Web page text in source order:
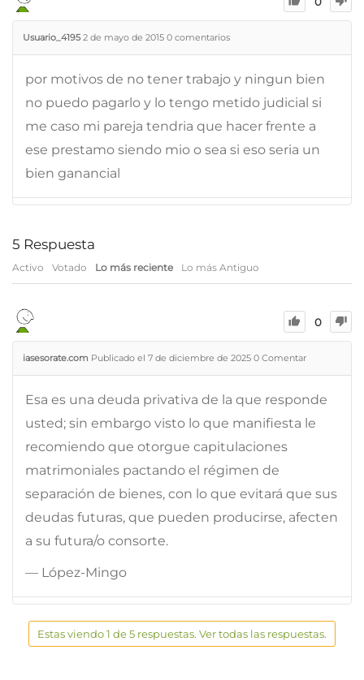
Usuario_4195 2 de mayo de 2015 0 comentarios
por motivos de no tener trabajo y ningun bien
no puedo pagarlo y lo tengo metido judicial si
me caso mi pareja tendria que hacer frente a
ese prestamo siendo mio o sea si eso seria un
bien ganancial
5 Respuesta
Activo Votado Lo más reciente Lo más Antiguo
0
iasesorate.com Publicado el 7 de diciembre de 2025 0 Comentar
Esa es una deuda privativa de la que responde
usted; sin embargo visto lo que manifiesta le
recomiendo que otorgue capitulaciones
matrimoniales pactando el régimen de
separación de bienes, con lo que evitará que sus
deudas futuras, que pueden producirse, afecten
a su futura/o consorte.
— López-Mingo
Estas viendo 1 de 5 respuestas. Ver todas las respuestas.